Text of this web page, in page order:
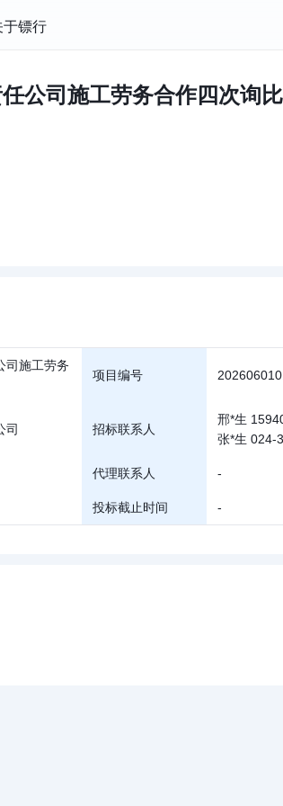
于镖行
公司施工劳务合作四次询
司施工劳务
项目编号
司 招标联系人
邢*生
张*生 024-
代理联系人 -
投标截止时间 -